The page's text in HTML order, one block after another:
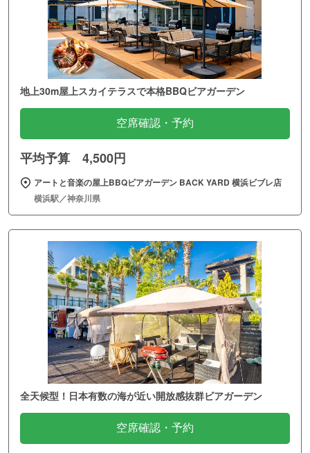
地上30m屋上スカイテラスで本格BBQビアガーデン
空席確認・予約
平均予算 4,500円
アートと音楽の屋上BBQビアガーデン BACK YARD 横浜ビブレ店
横浜駅／神奈川県
全天候型！日本有数の海が近い開放感抜群ビアガーデン
空席確認・予約